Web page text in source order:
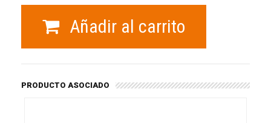
Añadir al carrito
PRODUCTO ASOCIADO